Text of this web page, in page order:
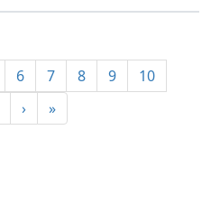
6 7 8 9
10
› »